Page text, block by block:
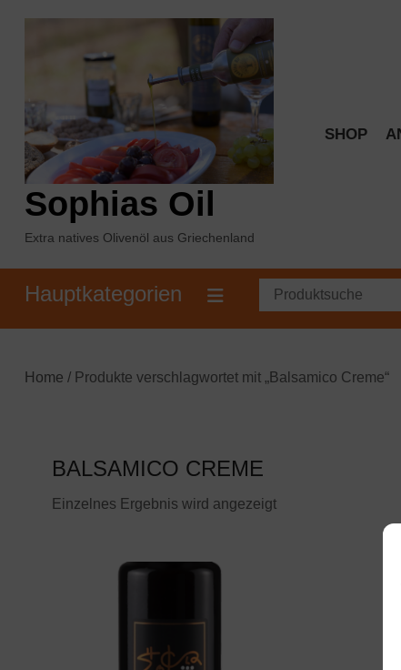
Sophias Oil
Extra natives Olivenöl aus Griechenland
SHOP
Hauptkategorien
Home / Produkte verschlagwortet mit „Balsamico Creme“
BALSAMICO CREME
Einzelnes Ergebnis wird angezeigt